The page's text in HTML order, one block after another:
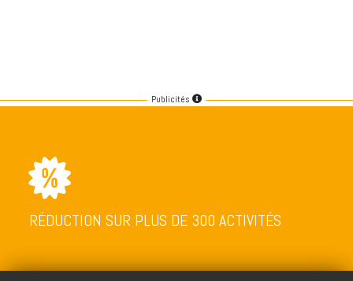
Publicités
RÉDUCTION SUR PLUS DE 300 ACTIVITÉS